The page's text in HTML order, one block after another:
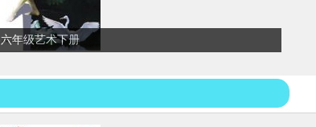
六年级艺术下册